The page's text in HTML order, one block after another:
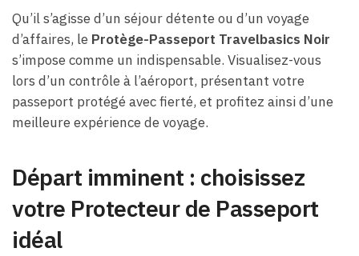
Qu’il s’agisse d’un séjour détente ou d’un voyage
d’affaires, le Protège-Passeport Travelbasics Noir
s’impose comme un indispensable. Visualisez-vous
lors d’un contrôle à l’aéroport, présentant votre
passeport protégé avec fierté, et profitez ainsi d’une
meilleure expérience de voyage.
Départ imminent : choisissez
votre Protecteur de Passeport
idéal